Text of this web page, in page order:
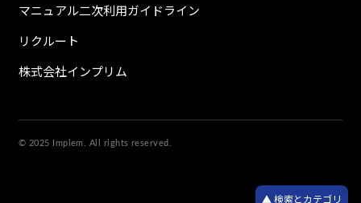
検索とカテゴリ
マニュアル二次利用ガイドライン
リクルート
株式会社インプリム
© 2025 Implem. All rights reserved.